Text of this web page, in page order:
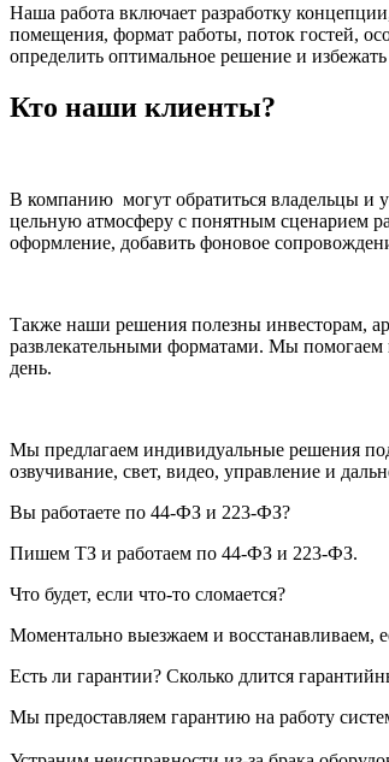
Наша работа включает разработку
помещения, формат работы, поток гостей,
определить оптимальное решение и
Кто наши клиенты?
В компанию могут обратиться владельцы и
цельную атмосферу с понятным сценарием
оформление, добавить фоновое
Также наши решения полезны инвесторам,
развлекательными форматами. Мы помогаем
день.
Мы предлагаем индивидуальные решения
озвучивание, свет, видео, управление и
Вы работаете по 44-ФЗ и 223-ФЗ?
Пишем ТЗ и работаем по 44-ФЗ и 223-ФЗ.
Что будет, если что-то сломается?
Моментально выезжаем и восстанавливаем,
Есть ли гарантии? Сколько длится
Мы предоставляем гарантию на работу